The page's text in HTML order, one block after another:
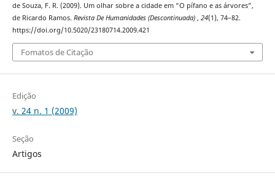
de Souza, F. R. (2009). Um olhar sobre a cidade em “O pífano e as árvores”,
de Ricardo Ramos. Revista De Humanidades (Descontinuada) , 24(1), 74–82.
https://doi.org/10.5020/23180714.2009.421
Fomatos de Citação
Edição
v. 24 n. 1 (2009)
Seção
Artigos